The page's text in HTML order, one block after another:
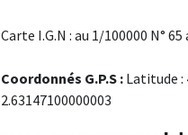
Carte I.G.N : au 1/100000 N° 65
Coordonnés G.P.S :
2.63147100000003